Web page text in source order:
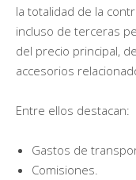
la totalidad de la
incluso de terceras
del precio principal,
accesorios
Entre ellos destacan:
Gastos de
Comisiones.